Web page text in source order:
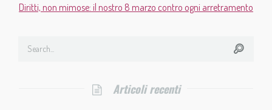
Diritti, non mimose: il nostro 8 marzo contro ogni arretramento
Articoli recenti